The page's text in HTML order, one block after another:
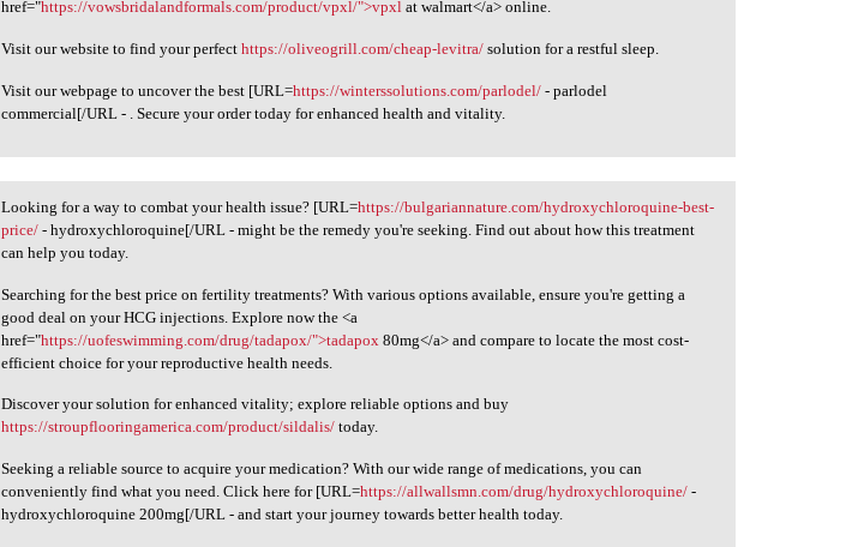
href="https://vowsbridalandformals.com/product/vpxl/">vpxl at walmart</a> online.
Visit our website to find your perfecthttps://oliveogrill.com/cheap-levitra/ solution for a restful sleep.
Visit our webpage to uncover the best [URL=https://winterssolutions.com/parlodel/ - parlodel
commercial[/URL - . Secure your order today for enhanced health and vitality.
Looking for a way to combat
Looking for a way to combat your health issue? [URL=https://bulgariannature.com/hydroxychloroquine-best-
price/ - hydroxychloroquine[/URL - might be the remedy you're seeking. Find out about how this treatment
can help you today.
Searching for the best price on fertility treatments? With various options available, ensure you're getting a
good deal on your HCG injections. Explore now the <a
href="https://uofeswimming.com/drug/tadapox/">tadapox 80mg</a> and compare to locate the most cost-
efficient choice for your reproductive health needs.
Discover your solution for enhanced vitality; explore reliable options and buy
https://stroupflooringamerica.com/product/sildalis/ today.
Seeking a reliable source to acquire your medication? With our wide range of medications, you can
conveniently find what you need. Click here for [URL=https://allwallsmn.com/drug/hydroxychloroquine/ -
hydroxychloroquine 200mg[/URL - and start your journey towards better health today.